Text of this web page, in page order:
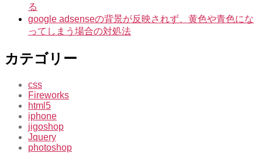
示
さ
る
google adsenseの背景が反映されず、黄色や青色にな
ってしまう場合の対処法
カテゴリー
css
Fireworks
html5
iphone
jigoshop
Jquery
photoshop